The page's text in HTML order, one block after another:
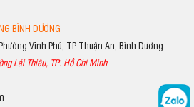
BÌNH DƯƠNG
Vĩnh Phú, TP.Thuận An, Bình Dương
Lái Thiêu, TP. Hồ Chí Minh